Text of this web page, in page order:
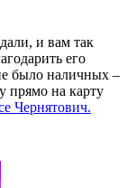
и вам так
его
было наличных –
прямо на карту
Чернятович.